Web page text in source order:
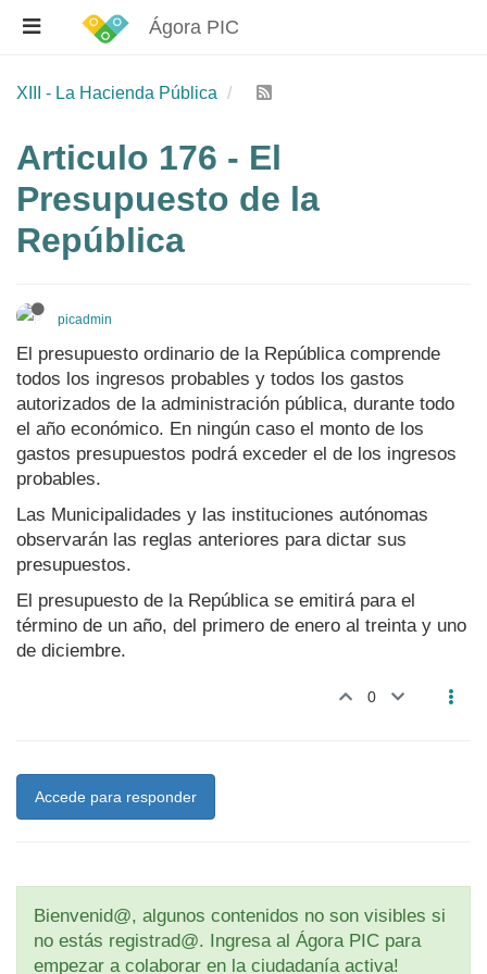
Ágora PIC
XIII - La Hacienda Pública
Articulo 176 - El
Presupuesto de la
República
picadmin
El presupuesto ordinario de la República comprende
todos los ingresos probables y todos los gastos
autorizados de la administración pública, durante todo
el año económico. En ningún caso el monto de los
gastos presupuestos podrá exceder el de los ingresos
probables.
Las Municipalidades y las instituciones autónomas
observarán las reglas anteriores para dictar sus
presupuestos.
El presupuesto de la República se emitirá para el
término de un año, del primero de enero al treinta y uno
de diciembre.
0
Accede para responder
Bienvenid@, algunos contenidos no son visibles si
no estás registrad@. Ingresa al Ágora PIC para
empezar a colaborar en la ciudadanía activa!